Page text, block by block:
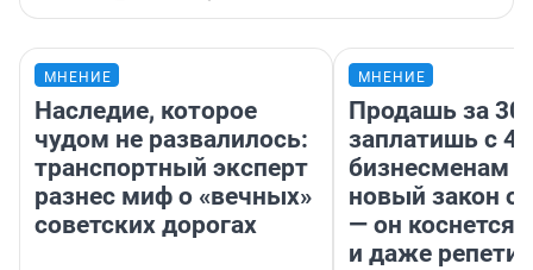
МНЕНИЕ
Наследие, которое
чудом не развалилось:
транспортный эксперт
разнес миф о «вечных»
советских дорогах
МНЕНИЕ
Продашь за
заплатишь с
бизнесменам
новый закон о
— он коснется
и даже